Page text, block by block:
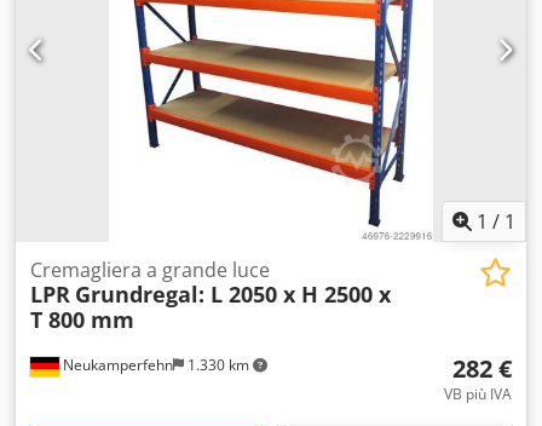
1 / 1
Neukamperfehn 1.330 km
Cremagliera a grande luce
LPR Grundregal: L 2050 x H 2500 x
T 800 mm
282 €
VB più IVA